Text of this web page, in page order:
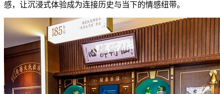
感，让沉浸式体验成为连接历史与当下的情感纽带。